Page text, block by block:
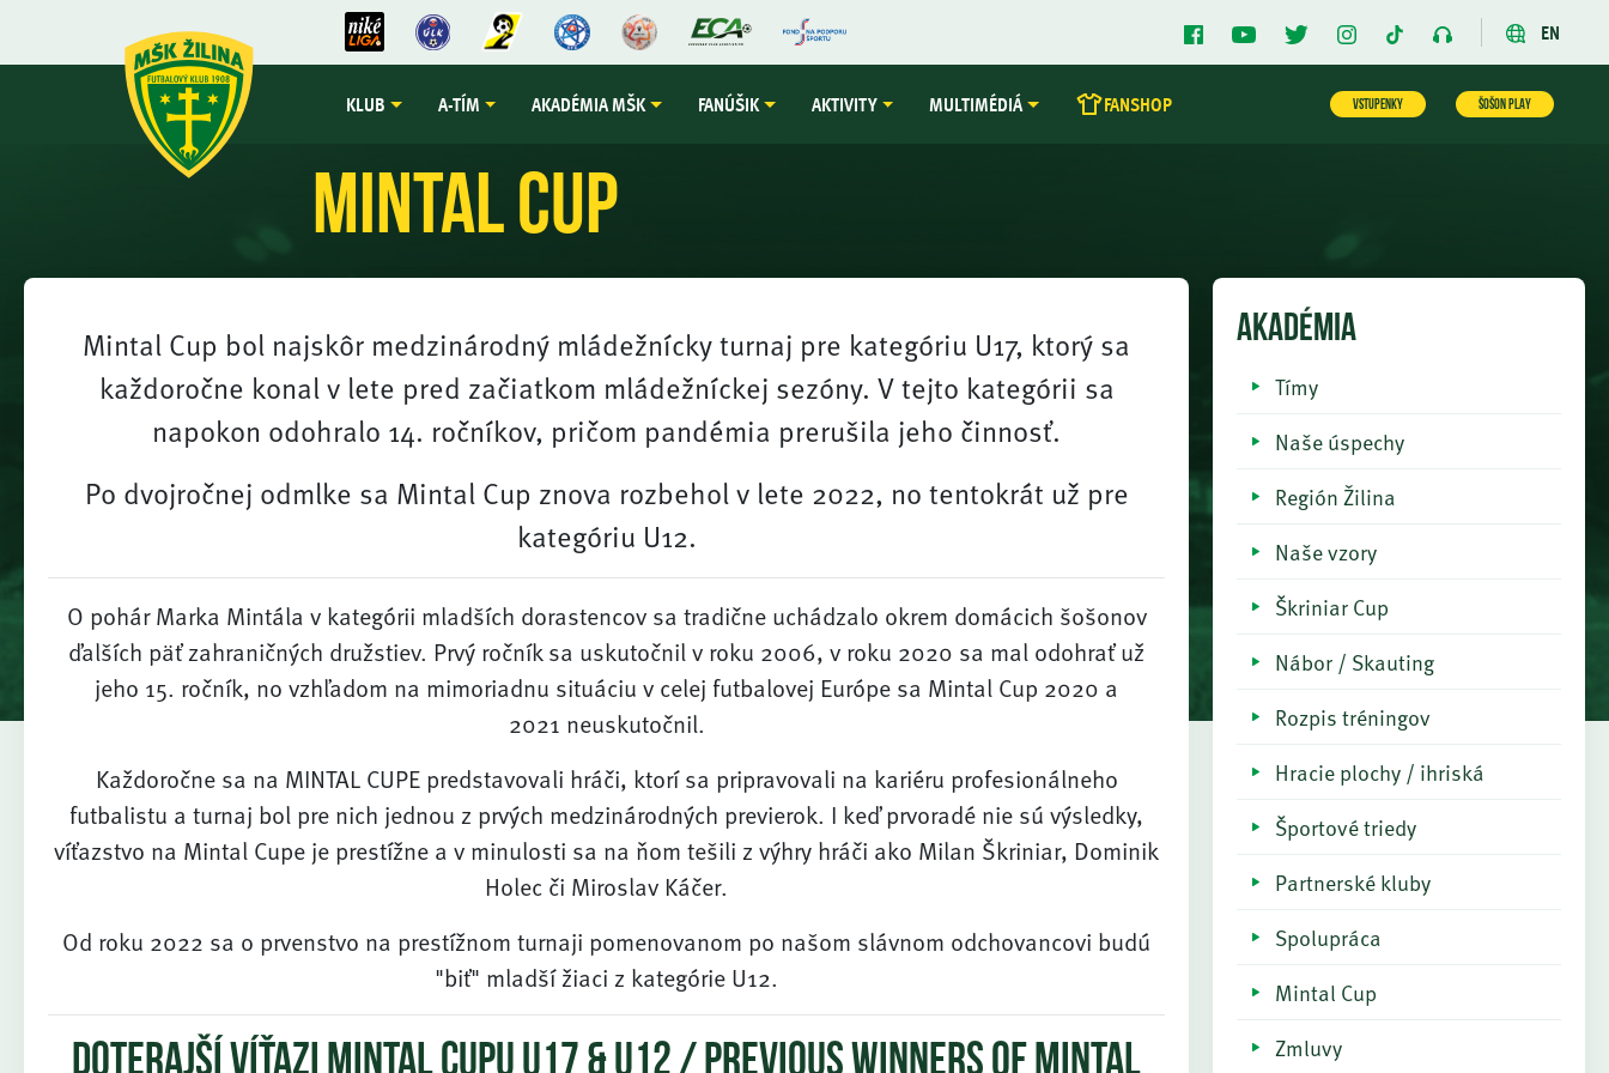
EN
KLUB A-TÍM AKADÉMIA MŠK FANÚŠIK AKTIVITY MULTIMÉDIÁ FANSHOP VSTUPENKY ŠOŠON PLAY
Mintal Cup
Mintal Cup bol najskôr medzinárodný mládežnícky turnaj pre kategóriu U17, ktorý sa
každoročne konal v lete pred začiatkom mládežníckej sezóny. V tejto kategórii sa
napokon odohralo 14. ročníkov, pričom pandémia prerušila jeho činnosť.
Po dvojročnej odmlke sa Mintal Cup znova rozbehol v lete 2022, no tentokrát už pre
kategóriu U12.
O pohár Marka Mintála v kategórii mladších dorastencov sa tradične uchádzalo okrem domácich šošonov
ďalších päť zahraničných družstiev. Prvý ročník sa uskutočnil v roku 2006, v roku 2020 sa mal odohrať už
jeho 15. ročník, no vzhľadom na mimoriadnu situáciu v celej futbalovej Európe sa Mintal Cup 2020 a
2021 neuskutočnil.
Každoročne sa na MINTAL CUPE predstavovali hráči, ktorí sa pripravovali na kariéru profesionálneho
futbalistu a turnaj bol pre nich jednou z prvých medzinárodných previerok. I keď prvoradé nie sú výsledky,
víťazstvo na Mintal Cupe je prestížne a v minulosti sa na ňom tešili z výhry hráči ako Milan Škriniar, Dominik
Holec či Miroslav Káčer.
Od roku 2022 sa o prvenstvo na prestížnom turnaji pomenovanom po našom slávnom odchovancovi budú
"biť" mladší žiaci z kategórie U12.
DOTERAJŠÍ VÍŤAZI MINTAL CUPU U17 & U12 / PREVIOUS WINNERS OF MINTAL
AKADÉMIA
Tímy
Naše úspechy
Región Žilina
Naše vzory
Škriniar Cup
Nábor / Skauting
Rozpis tréningov
Hracie plochy / ihriská
Športové triedy
Partnerské kluby
Spolupráca
Mintal Cup
Zmluvy